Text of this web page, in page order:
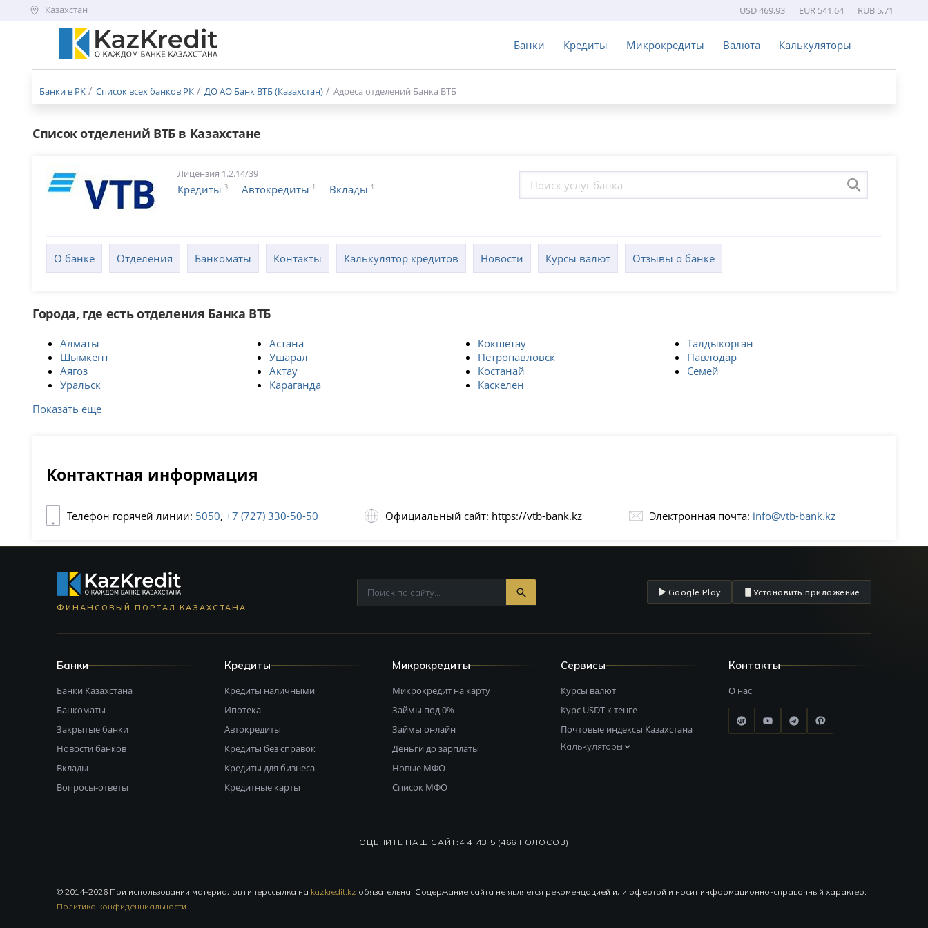
Казахстан USD 469,93 EUR 541,64 RUB 5,71
Банки Кредиты Микрокредиты Валюта Калькуляторы
Меню
Банки в РК Список всех банков РК ДО АО Банк ВТБ (Казахстан) Адреса отделений Банка ВТБ
Список отделений ВТБ в Казахстане
Лицензия 1.2.14/39
Кредиты 3 Автокредиты 1 Вклады 1
О банке Отделения Банкоматы Контакты Калькулятор кредитов Новости Курсы валют Отзывы о банке
Города, где есть отделения Банка ВТБ
Алматы Астана Кокшетау
Талдыкорган
Шымкент
Ушарал Петропавловск
Павлодар
Аягоз
Актау Костанай
Семей
Уральск
Караганда
Каскелен
Показать еще
Контактная информация
Телефон горячей линии: 5050, +7 (727) 330-50-50 Официальный сайт: https://vtb-bank.kz Электронная почта: info@vtb-bank.kz
ФИНАНСОВЫЙ ПОРТАЛ КАЗАХСТАНА
Google Play Установить приложение
Банки
Банки Казахстана
Банкоматы
Закрытые банки
Новости банков
Вклады
Вопросы-ответы
Кредиты
Кредиты наличными
Ипотека
Автокредиты
Кредиты без справок
Кредиты для бизнеса
Кредитные карты
Микрокредиты
Микрокредит на карту
Займы под 0%
Займы онлайн
Деньги до зарплаты
Новые МФО
Список МФО
Сервисы
Курсы валют
Курс USDT к тенге
Почтовые индексы Казахстана
Калькуляторы
Контакты
О нас
ОЦЕНИТЕ НАШ САЙТ: 4.4 ИЗ 5 (466 ГОЛОСОВ)
© 2014–2026 При использовании материалов гиперссылка на kazkredit.kz обязательна. Содержание сайта не является рекомендацией или офертой и носит информационно-справочный характер.
Политика конфиденциальности.